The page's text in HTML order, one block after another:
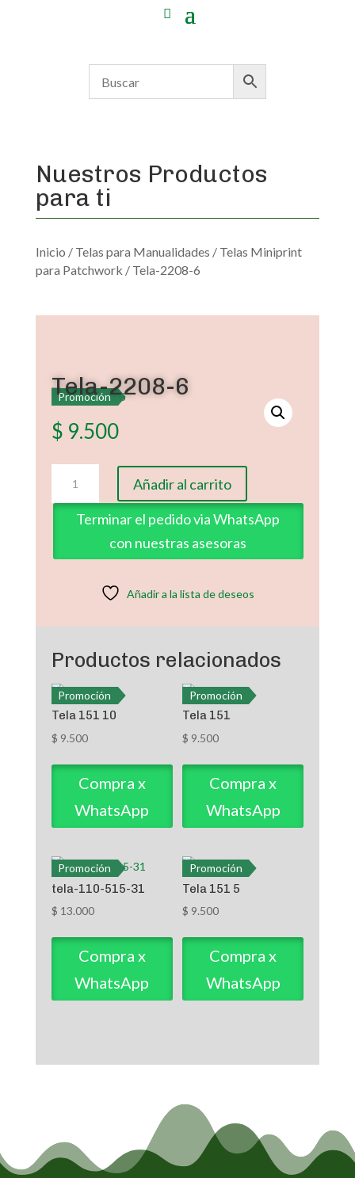
Nuestros Productos
para ti
Inicio / Telas para Manualidades / Telas Miniprint
para Patchwork / Tela-2208-6
Promoción
Tela-2208-6
$ 9.500
2208-
6
cantidad
Añadir al carrito
Terminar el pedido via WhatsApp
con nuestras asesoras
Añadir a la lista de deseos
Productos relacionados
Promoción
Tela 151 10
$ 9.500
Compra x
WhatsApp
Promoción
Tela 151
$ 9.500
Compra x
WhatsApp
Promoción
tela-110-515-31
$ 13.000
Compra x
WhatsApp
Promoción
Tela 151 5
$ 9.500
Compra x
WhatsApp